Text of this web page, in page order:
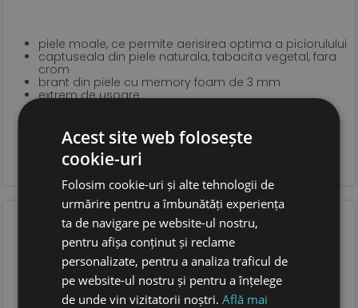
piele moale, ce permite aerisirea optima a piciorulului
captuseala din piele naturala, tabacita vegetal, fara
crom
brant din piele cu memory foam de 3 mm
extrem de usoare
sistem de inchidere tip velcro pentru o fixare optima
si incaltare usoara
forma anatomica pentru copii, cu spatiu suficient
OPINIA CLIENTILOR
ADAUGA OPINIA TA
Acest site web folosește
cookie-uri
Folosim cookie-uri și alte tehnologii de
urmărire pentru a îmbunătăți experiența
ta de navigare pe website-ul nostru,
pentru afișa conținut și reclame
personalizate, pentru a analiza traficul de
pe website-ul nostru și pentru a înțelege
de unde vin vizitatorii noștri.Află mai